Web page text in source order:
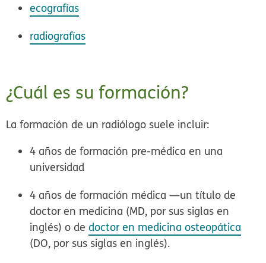
ecografías
radiografías
¿Cuál es su formación?
La formación de un radiólogo suele incluir:
4 años de formación pre-médica en una
universidad
4 años de formación médica —un título de
doctor en medicina (MD, por sus siglas en
inglés) o dedoctor en medicina osteopática
(DO, por sus siglas en inglés).